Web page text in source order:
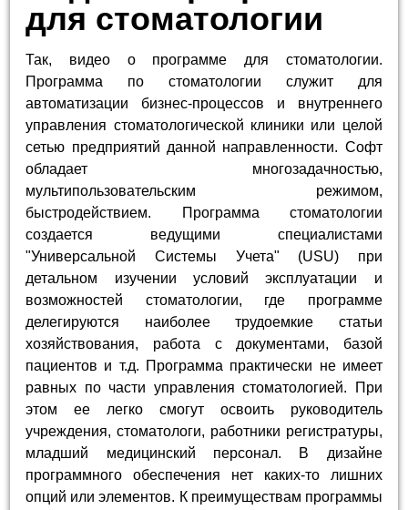
для стоматологии
Так, видео о программе для стоматологии.
Программа по стоматологии служит для
автоматизации бизнес-процессов и внутреннего
управления стоматологической клиники или целой
сетью предприятий данной направленности. Софт
обладает многозадачностью,
мультипользовательским режимом,
быстродействием. Программа стоматологии
создается ведущими специалистами
"Универсальной Системы Учета" (USU) при
детальном изучении условий эксплуатации и
возможностей стоматологии, где программе
делегируются наиболее трудоемкие статьи
хозяйствования, работа с документами, базой
пациентов и т.д. Программа практически не имеет
равных по части управления стоматологией. При
этом ее легко смогут освоить руководитель
учреждения, стоматологи, работники регистратуры,
младший медицинский персонал. В дизайне
программного обеспечения нет каких-то лишних
опций или элементов. К преимуществам программы